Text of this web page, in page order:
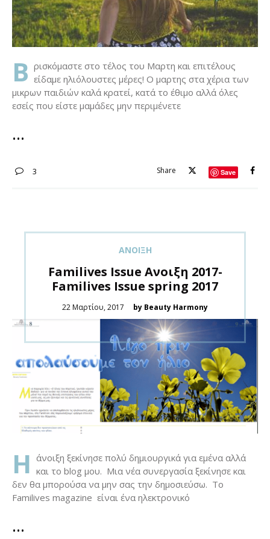
Β ρισκόμαστε στο τέλος του Μαρτη και επιτέλους
είδαμε ηλιόλουστες μέρες! Ο μαρτης στα χέρια των
μικρων παιδιών καλά κρατεί, κατά το έθιμο αλλά όλες
εσείς που είστε μαμάδες μην περιμένετε
3 Share Save
ΑΝΟΙΞΗ
Familives Ιssue Aνοιξη 2017-
Familives Issue spring 2017
Posted
22 Μαρτίου, 2017 by Beauty Harmony
H άνοιξη ξεκίνησε πολύ δημιουργικά για εμένα αλλά
και το blog μου. Μια νέα συνεργασία ξεκίνησε και
δεν θα μπορούσα να μην σας την δημοσιεύσω. To
Familives magazine είναι ένα ηλεκτρονικό